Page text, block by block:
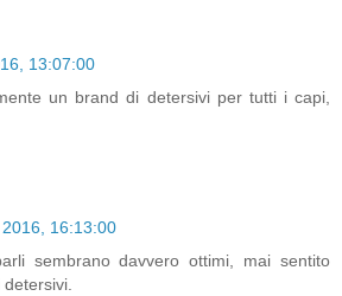
13:07:00
un brand di detersivi per tutti i capi,
16:13:00
sembrano davvero ottimi, mai sentito